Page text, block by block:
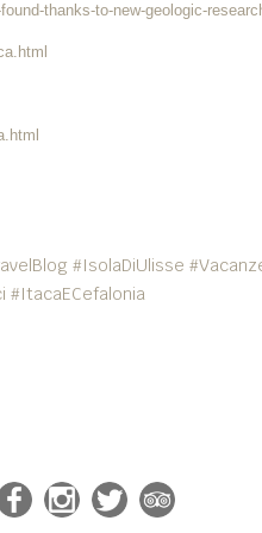
thanks-to-new-geologic-
#IsolaDiUlisse
#ItacaECefalonia